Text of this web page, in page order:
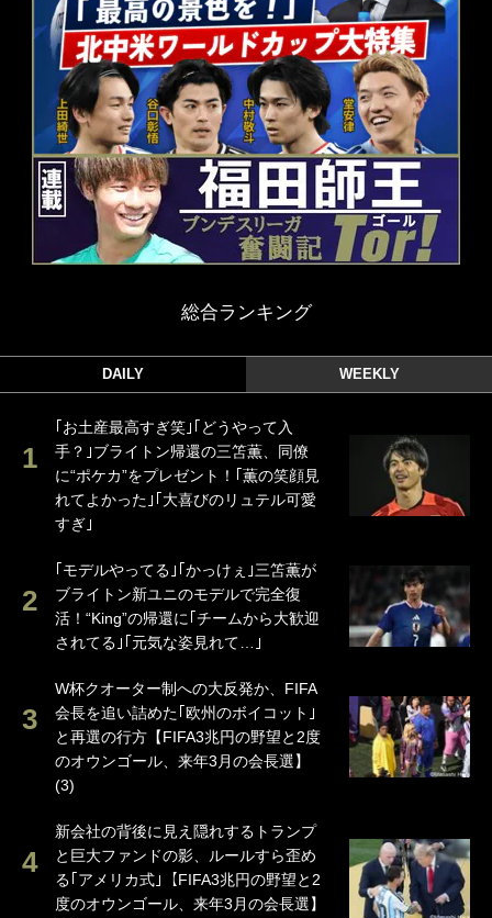
総合ランキング
DAILY WEEKLY
｢お土産最高すぎ笑｣｢どうやって入
手？｣ブライトン帰還の三笘薫、同僚
に“ポケカ”をプレゼント！｢薫の笑顔見
れてよかった｣｢大喜びのリュテル可愛
すぎ｣
｢モデルやってる｣｢かっけぇ｣三笘薫が
ブライトン新ユニのモデルで完全復
活！“King”の帰還に｢チームから大歓迎
されてる｣｢元気な姿見れて…｣
W杯クオーター制への大反発か、FIFA
会長を追い詰めた｢欧州のボイコット｣
と再選の行方【FIFA3兆円の野望と2度
のオウンゴール、来年3月の会長選】
(3)
新会社の背後に見え隠れするトランプ
と巨大ファンドの影、ルールすら歪め
る｢アメリカ式｣【FIFA3兆円の野望と2
度のオウンゴール、来年3月の会長選】